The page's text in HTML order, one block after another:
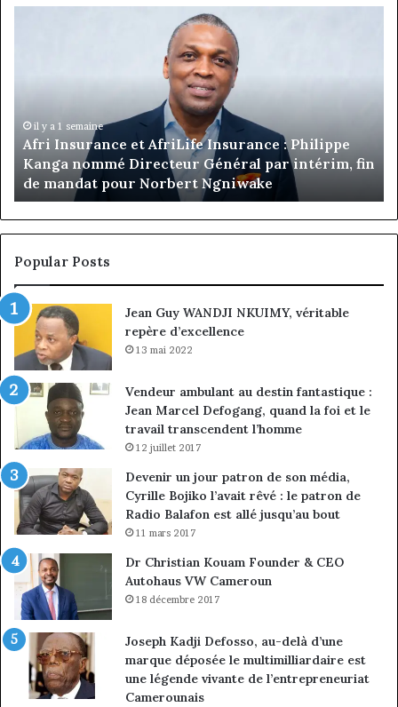
fin
de
Jumia
Maroc
il y a 16 heures
Marcelle Monkam Siayojie prend les commandes
de Jumia Maroc
Popular Posts
Jean Guy WANDJI NKUIMY, véritable
repère d’excellence
13 mai 2022
Vendeur ambulant au destin fantastique :
Jean Marcel Defogang, quand la foi et le
travail transcendent l’homme
12 juillet 2017
Devenir un jour patron de son média,
Cyrille Bojiko l’avait rêvé : le patron de
Radio Balafon est allé jusqu’au bout
11 mars 2017
Dr Christian Kouam Founder & CEO
Autohaus VW Cameroun
18 décembre 2017
Joseph Kadji Defosso, au-delà d’une
marque déposée le multimilliardaire est
une légende vivante de l’entrepreneuriat
Camerounais